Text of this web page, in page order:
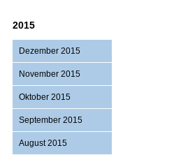
2015
Dezember 2015
November 2015
Oktober 2015
September 2015
August 2015